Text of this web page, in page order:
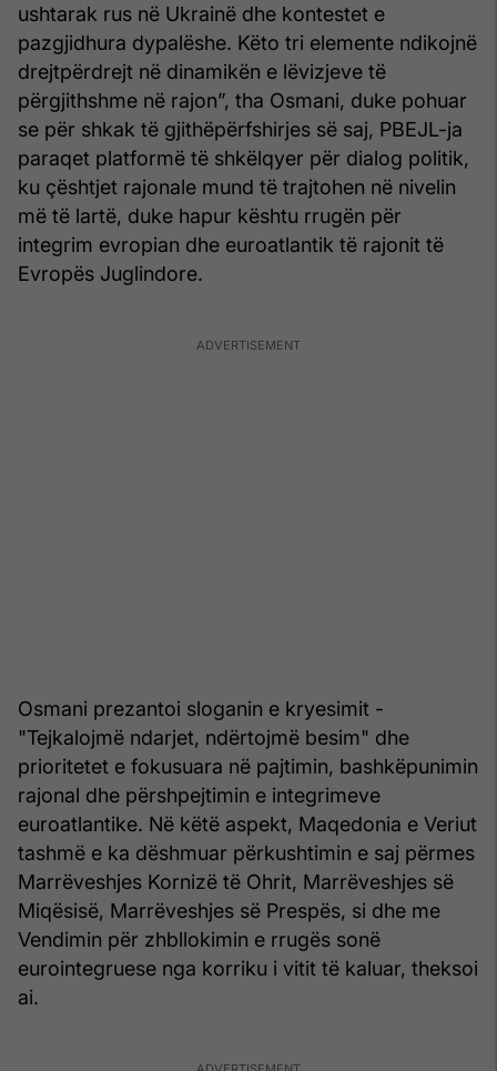
ushtarak rus në Ukrainë dhe kontestet e
pazgjidhura dypalëshe. Këto tri elemente ndikojnë
drejtpërdrejt në dinamikën e lëvizjeve të
përgjithshme në rajon”, tha Osmani, duke pohuar
se për shkak të gjithëpërfshirjes së saj, PBEJL-ja
paraqet platformë të shkëlqyer për dialog politik,
ku çështjet rajonale mund të trajtohen në nivelin
më të lartë, duke hapur kështu rrugën për
integrim evropian dhe euroatlantik të rajonit të
Evropës Juglindore.
Osmani prezantoi sloganin e kryesimit -
"Tejkalojmë ndarjet, ndërtojmë besim" dhe
prioritetet e fokusuara në pajtimin, bashkëpunimin
rajonal dhe përshpejtimin e integrimeve
euroatlantike. Në këtë aspekt, Maqedonia e Veriut
tashmë e ka dëshmuar përkushtimin e saj përmes
Marrëveshjes Kornizë të Ohrit, Marrëveshjes së
Miqësisë, Marrëveshjes së Prespës, si dhe me
Vendimin për zhbllokimin e rrugës sonë
eurointegruese nga korriku i vitit të kaluar, theksoi
ai.